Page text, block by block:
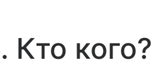
Кто кого?